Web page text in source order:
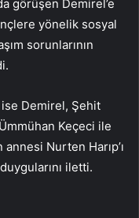
görüşen Demirel’e
yönelik sosyal
sorunlarının
ise Demirel, Şehit
Keçeci ile
Nurten Harıp’ı
iletti.